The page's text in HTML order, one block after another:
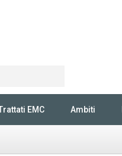
EMC Ambiti